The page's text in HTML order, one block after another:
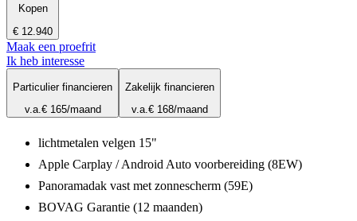
Kopen
€ 12.940
Maak een proefrit
Ik heb interesse
Particulier financieren
v.a.€ 165/maand
Zakelijk financieren
v.a.€ 168/maand
lichtmetalen velgen 15"
Apple Carplay / Android Auto voorbereiding (8EW)
Panoramadak vast met zonnescherm (59E)
BOVAG Garantie (12 maanden)